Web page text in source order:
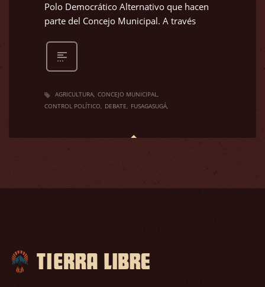
Polo Democrático Alternativo que hacen
parte del Concejo Municipal. A través
AGRICULTURA CONCEJO MUNICIPAL
CONTROL POLÍTICO
DEBATE FUSAGASUGÁ